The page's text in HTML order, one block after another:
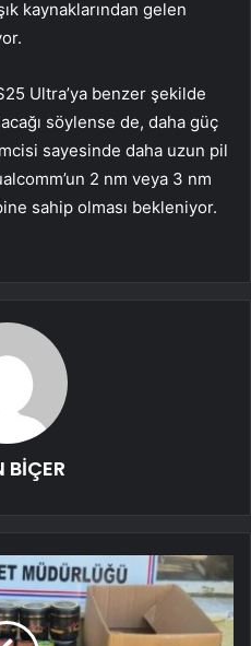
kaynaklarından gelen
Ultra’ya benzer şekilde
söylense de, daha güç
sayesinde daha uzun pil
2 nm veya 3 nm
sahip olması bekleniyor.
BİÇER